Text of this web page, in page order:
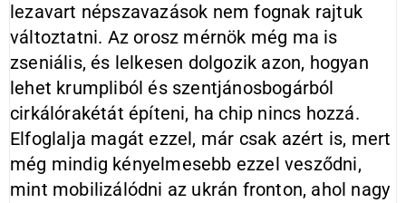
lezavart népszavazások nem fognak rajtuk
változtatni. Az orosz mérnök még ma is
zseniá­lis, és lelkesen dolgozik azon, hogyan
lehet krumpliból és szentjánosbogárból
cirkálórakétát építeni, ha chip nincs hozzá.
Elfoglalja magát ezzel, már csak azért is, mert
még mindig kényelmesebb ezzel vesződni,
mint mobilizálódni az ukrán fronton, ahol nagy